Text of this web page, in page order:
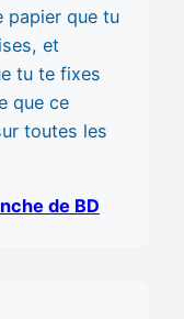
papier que tu
et
tu te fixes
que ce
toutes les
de BD